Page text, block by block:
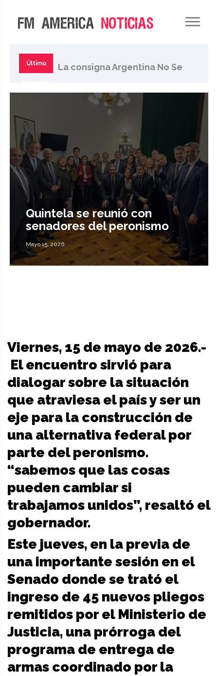
Último
La consigna Argentina No Se
sociedad
Gobierno, movilizan al
Quintela se reunió con
senadores del peronismo
Mayo 15, 2026
Viernes, 15 de mayo de 2026.-
El encuentro sirvió para
dialogar sobre la situación
que atraviesa el país y ser un
eje para la construcción de
una alternativa federal por
parte del peronismo.
“sabemos que las cosas
pueden cambiar si
trabajamos unidos”, resaltó el
gobernador.
Este jueves, en la previa de
una importante sesión en el
Senado donde se trató el
ingreso de 45 nuevos pliegos
remitidos por el Ministerio de
Justicia, una prórroga del
programa de entrega de
armas coordinado por la